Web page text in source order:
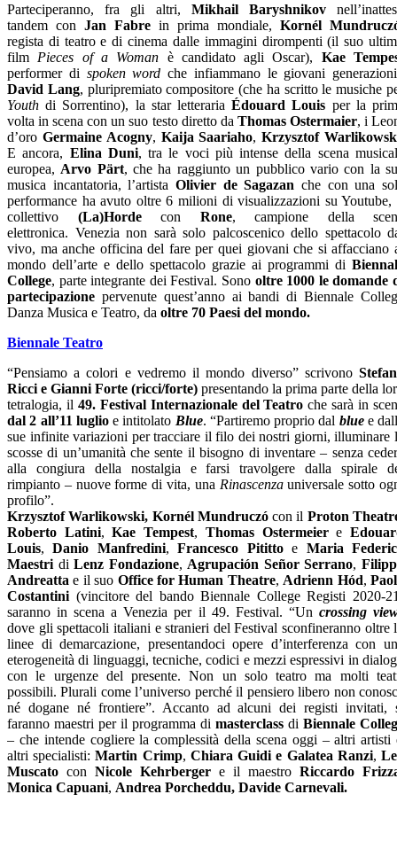
Parteciperanno, fra gli altri, Mikhail Baryshnikov
tandem con Jan Fabre in prima mondiale, Kornél
regista di teatro e di cinema dalle immagini dirompenti (il suo
film Pieces of a Woman è candidato agli Oscar), Kae
performer di spoken word che infiammano le giovani
David Lang, pluripremiato compositore (che ha scritto le musiche
Youth di Sorrentino), la star letterariaÉdouard Louis per la
volta in scena con un suo testo diretto da Thomas Ostermaier, i
d’oro Germaine Acogny, Kaija Saariaho,Krzysztof
E ancora, Elina Duni, tra le voci più intense della scena
europea, Arvo Pärt, che ha raggiunto un pubblico vario con la
musica incantatoria, l’artista Olivier de Sagazanche con una
performance ha avuto oltre 6 milioni di visualizzazioni su Youtube,
collettivo (La)Hordecon Rone, campione della
elettronica. Venezia non sarà solo palcoscenico dello spettacolo
vivo, ma anche officina del fare per quei giovani che si affacciano
mondo dell’arte e dello spettacolo grazie ai programmi di
College, parte integrante dei Festival. Sono oltre 1000 le domande
partecipazione pervenute quest’anno ai bandi di Biennale
Danza Musica e Teatro, da oltre 70 Paesi del mondo.
Biennale Teatro
“Pensiamo a colori e vedremo il mondo diverso” scrivono
Ricci e Gianni Forte (ricci/forte) presentando la prima parte della
tetralogia, il 49. Festival Internazionale del Teatroche sarà in
dal 2 all’11 luglioe intitolato Blue. “Partiremo proprio dal bluee
sue infinite variazioni per tracciare il filo dei nostri giorni, illuminare
scosse di un’umanità che sente il bisogno di inventare – senza
alla congiura della nostalgia e farsi travolgere dalla spirale
rimpianto – nuove forme di vita, una Rinascenzauniversale sotto
profilo”.
Krzysztof Warlikowski, Kornél Mundruczócon il Proton
Roberto Latini,Kae Tempest, Thomas Ostermeiere
Louis,Danio Manfredini,Francesco Pitittoe Maria
Maestri diLenz Fondazione, Agrupación Señor Serrano,
Andreatta e il suo Office for Human Theatre, Adrienn Hód,
Costantini (vincitore del bando Biennale College Registi 2020-
saranno in scena a Venezia per il 49. Festival. “Un crossing
dove gli spettacoli italiani e stranieri del Festival sconfineranno oltre
linee di demarcazione, presentandoci opere d’interferenza con
eterogeneità di linguaggi, tecniche, codici e mezzi espressivi in
con le urgenze del presente. Non un solo teatro ma molti
possibili. Plurali come l’universo perché il pensiero libero non
né dogane né frontiere”. Accanto ad alcuni dei registi invitati,
faranno maestri per il programma di masterclass di Biennale
– che intende cogliere la complessità della scena oggi – altri artisti
altri specialisti:Martin Crimp, Chiara Guidi e Galatea Ranzi,
Muscato con Nicole Kehrberger e il maestro Riccardo
Monica Capuani, Andrea Porcheddu, Davide Carnevali.